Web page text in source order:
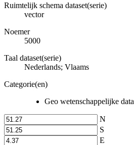
Ruimtelijk schema dataset(serie)
vector
Noemer
5000
Taal dataset(serie)
Nederlands; Vlaams
Categorie(en)
Geo wetenschappelijke data
N
S
E